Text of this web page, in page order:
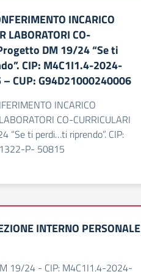
INCARICO
LABORATORI CO-
DM 19/24 “Se ti
CIP: M4C1I1.4-2024-
CUP: G94D21000240006
INCARICO
CO-CURRICULARI
“Se ti perdi…ti riprendo”. CIP:
P- 50815
INTERNO PERSONALE
19/24 - CIP: M4C1I1.4-2024-